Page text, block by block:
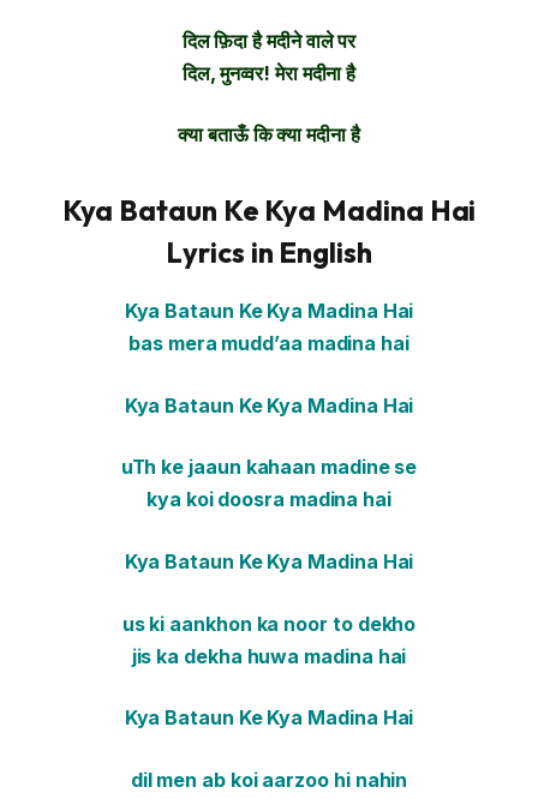
दिल फ़िदा है मदीने वाले पर
दिल, मुनव्वर! मेरा मदीना है
क्या बताऊँ कि क्या मदीना है
Kya Bataun Ke Kya Madina Hai
Lyrics in English
Kya Bataun Ke Kya Madina Hai
bas mera mudd’aa madina hai
Kya Bataun Ke Kya Madina Hai
uTh ke jaaun kahaan madine se
kya koi doosra madina hai
Kya Bataun Ke Kya Madina Hai
us ki aankhon ka noor to dekho
jis ka dekha huwa madina hai
Kya Bataun Ke Kya Madina Hai
dil men ab koi aarzoo hi nahin